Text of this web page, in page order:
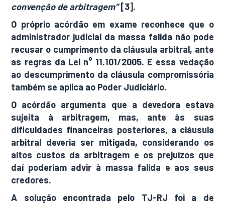
convenção de arbitragem”[3].
O próprio acórdão em exame reconhece que o
administrador judicial da massa falida não pode
recusar o cumprimento da cláusula arbitral, ante
as regras da Lei n° 11.101/2005. E essa vedação
ao descumprimento da cláusula compromissória
também se aplica ao Poder Judiciário.
O acórdão argumenta que a devedora estava
sujeita à arbitragem, mas, ante às suas
dificuldades financeiras posteriores, a cláusula
arbitral deveria ser mitigada, considerando os
altos custos da arbitragem e os prejuízos que
daí poderiam advir à massa falida e aos seus
credores.
A solução encontrada pelo TJ-RJ foi a de